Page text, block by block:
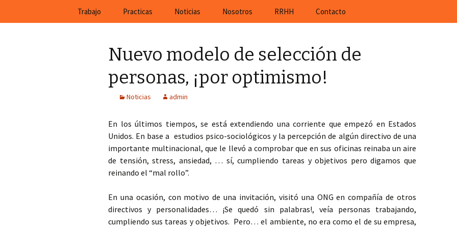
En Cefeco Consulting encontrará ofertas de trabajo actuales de empresas
Trabajo Practicas Noticias Nosotros RRHH Contacto
Nuevo modelo de selección de
personas, ¡por optimismo!
Noticias admin
En los últimos tiempos, se está extendiendo una corriente que empezó en Estados
Unidos. En base a estudios psico-sociológicos y la percepción de algún directivo de una
importante multinacional, que le llevó a comprobar que en sus oficinas reinaba un aire
de tensión, stress, ansiedad, … sí, cumpliendo tareas y objetivos pero digamos que
reinando el “mal rollo”.
En una ocasión, con motivo de una invitación, visitó una ONG en compañía de otros
directivos y personalidades… ¡Se quedó sin palabras!, veía personas trabajando,
cumpliendo sus tareas y objetivos. Pero… el ambiente, no era como el de su empresa,